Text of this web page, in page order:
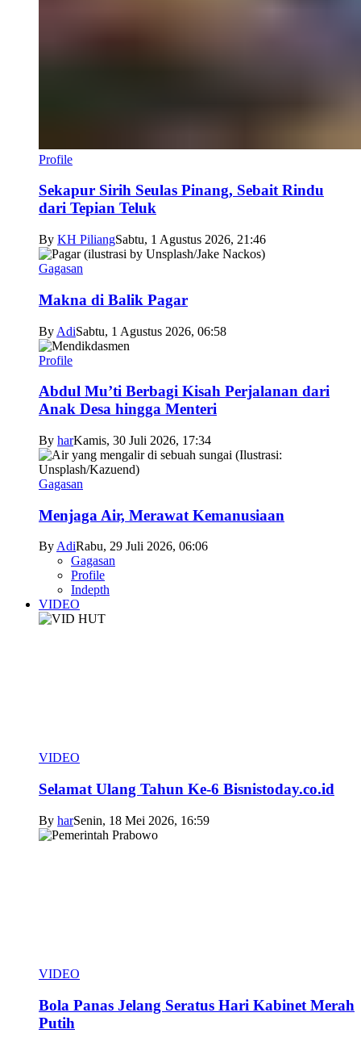
Profile
Sekapur Sirih Seulas Pinang, Sebait Rindu
dari Tepian Teluk
By KH PiliangSabtu, 1 Agustus 2026, 21:46
Gagasan
Makna di Balik Pagar
By AdiSabtu, 1 Agustus 2026, 06:58
Profile
Abdul Mu’ti Berbagi Kisah Perjalanan dari
Anak Desa hingga Menteri
By harKamis, 30 Juli 2026, 17:34
Gagasan
Menjaga Air, Merawat Kemanusiaan
ByAdiRabu, 29 Juli 2026, 06:06
Gagasan
Profile
Indepth
VIDEO
VIDEO
Selamat Ulang Tahun Ke-6 Bisnistoday.co.id
By harSenin, 18 Mei 2026, 16:59
VIDEO
Bola Panas Jelang Seratus Hari Kabinet Merah
Putih